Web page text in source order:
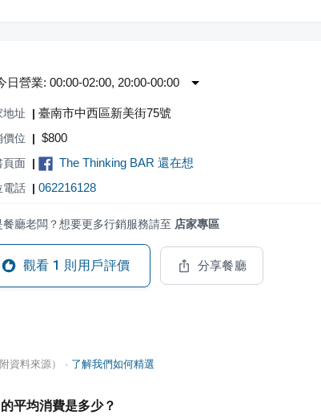
日營業: 00:00-02:00, 20:00-00:00
地址 | 臺南市中西區新美街75號
價位 | $800
頁面 | The Thinking BAR 還在想
電話 | 062216128
餐廳老闆？想要更多行銷服務請至 店家專區
觀看 1 則用戶評價 分享餐廳
資料來源） · 了解我們如何精選
平均消費是多少？